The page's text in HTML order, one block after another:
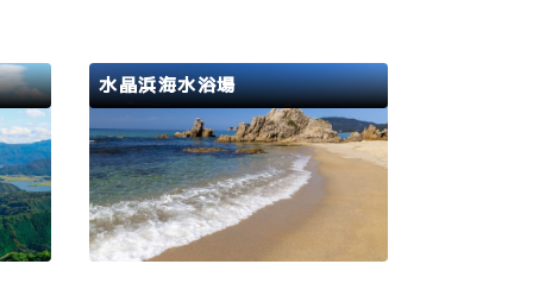
狭町
湖、
称
違
水晶浜海水浴場
県内外から海水浴客が訪れる海水浴
場。砂粒が細かく、きらめく白い砂
が特長。早朝からウィンドサーフィ
ンなどのマリンスポーツを楽しむ
若狭路 美浜町